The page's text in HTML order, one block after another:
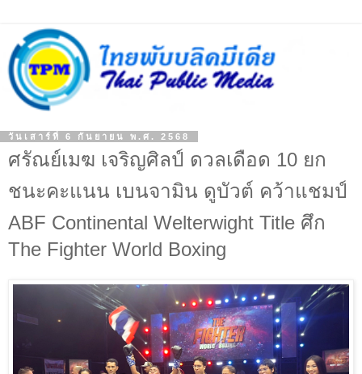
วันเสาร์ที่ 6 กันยายน พ.ศ. 2568
ศรัณย์เมฆ เจริญศิลป์ ดวลเดือด 10 ยก
ชนะคะแนน เบนจามิน ดูบัวต์ คว้าแชมป์
ABF Continental Welterwight Title ศึก
The Fighter World Boxing